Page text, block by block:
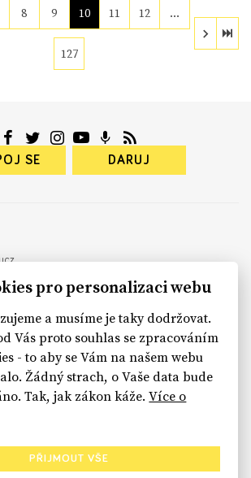
8 9 10 11 12 …
127
SE DARUJ
pro personalizaci webu
a musíme je taky dodržovat.
Vás proto souhlas se zpracováním
- to aby se Vám na našem webu
Žádný strach, o Vaše data bude
Tak, jak zákon káže.Více o
PŘIJMOUT VŠE